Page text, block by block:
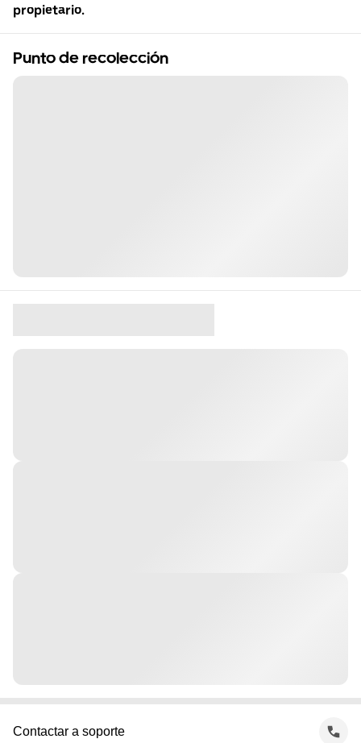
propietario.
Punto de recolección
Contactar a soporte